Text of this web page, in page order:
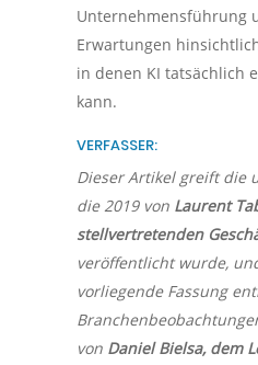
Unternehmensführung
Erwartungen
in denen KI tatsächlich
kann.
VERFASSER:
Dieser Artikel greift die
die 2019 von Laurent
stellvertretenden
veröffentlicht wurde,
vorliegende Fassung
von Daniel Bielsa, dem